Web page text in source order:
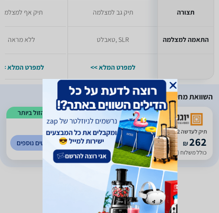
תצורה
התאמה למצלמה
תיק גב למצלמה
SLR ,טאבלט
למפרט המלא >>
תיק אף למצלמה
ללא מראה
למפרט המלא
השוואת מחירים
הזול ביותר
0
(
33
)
תיק לעדשה Lowepro 13X32
₪262
כולל משלוח (29 ₪) עד 7 ימי עסקים
לפרטים נוספים